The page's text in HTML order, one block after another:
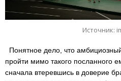
Источник:
Понятное дело, что
пройти мимо такого посланного
сначала втеревшись в доверие